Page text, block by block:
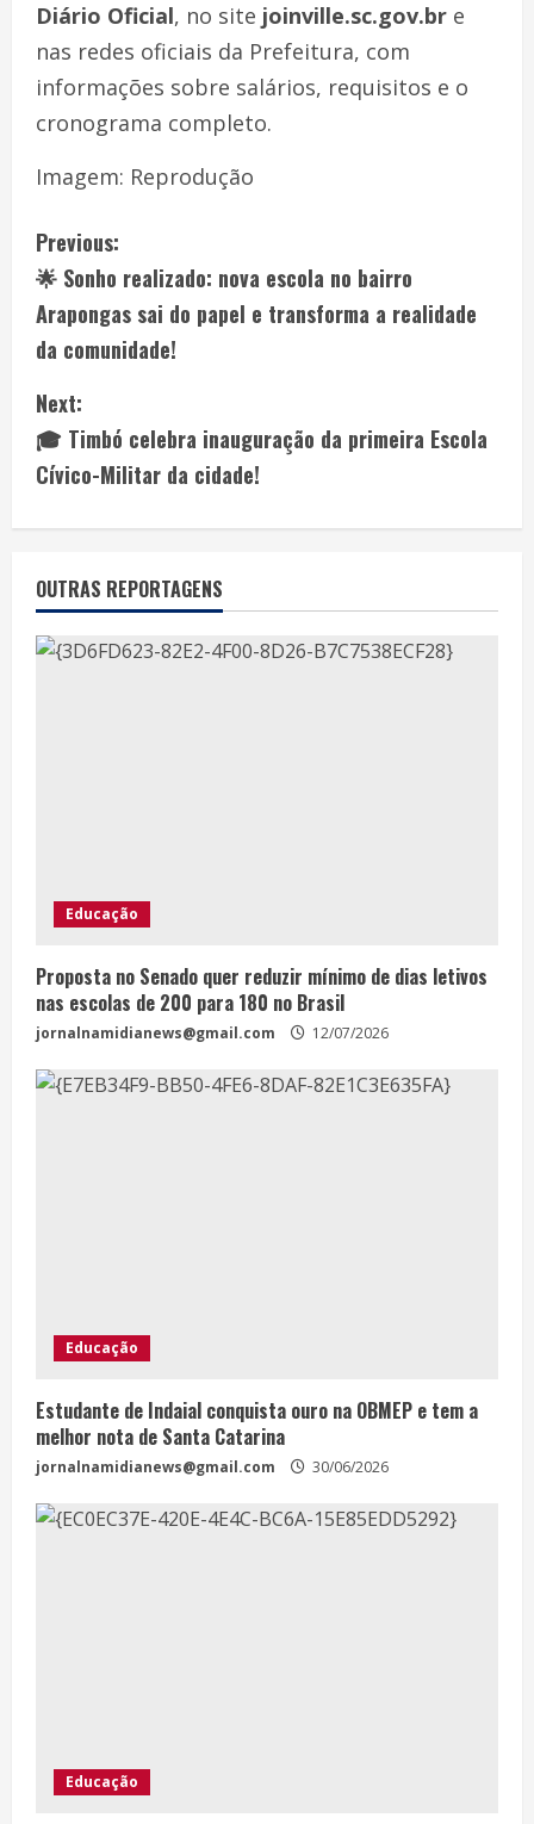
Diário Oficial, no site joinville.sc.gov.br e
nas redes oficiais da Prefeitura, com
informações sobre salários, requisitos e o
cronograma completo.
Imagem: Reprodução
Previous:
🌟 Sonho realizado: nova escola no bairro
Arapongas sai do papel e transforma a realidade
da comunidade!
Next:
🎓 Timbó celebra inauguração da primeira Escola
Cívico-Militar da cidade!
OUTRAS REPORTAGENS
Educação
Proposta no Senado quer reduzir mínimo de dias letivos
nas escolas de 200 para 180 no Brasil
jornalnamidianews@gmail.com 12/07/2026
Educação
Estudante de Indaial conquista ouro na OBMEP e tem a
melhor nota de Santa Catarina
jornalnamidianews@gmail.com 30/06/2026
Educação